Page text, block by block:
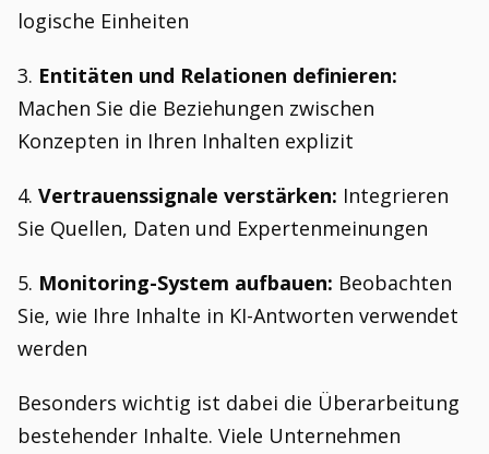
logische Einheiten
3. Entitäten und Relationen definieren:
Machen Sie die Beziehungen zwischen
Konzepten in Ihren Inhalten explizit
4. Vertrauenssignale verstärken: Integrieren
Sie Quellen, Daten und Expertenmeinungen
5. Monitoring-System aufbauen: Beobachten
Sie, wie Ihre Inhalte in KI-Antworten verwendet
werden
Besonders wichtig ist dabei die Überarbeitung
bestehender Inhalte. Viele Unternehmen